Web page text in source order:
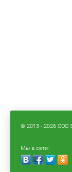
© 2013 - 2026 ООО
Мы в сети: